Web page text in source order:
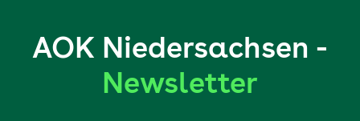
AOK Niedersachsen -
Newsletter